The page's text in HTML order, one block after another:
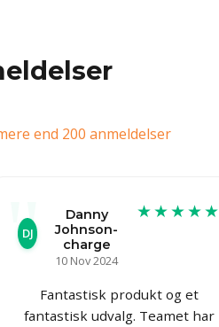
end 200 anmeldelser
DJ
Danny
Johnson-
charge
10 Nov 2024
★★★★★
Fantastisk produkt og et
fantastisk udvalg. Teamet har